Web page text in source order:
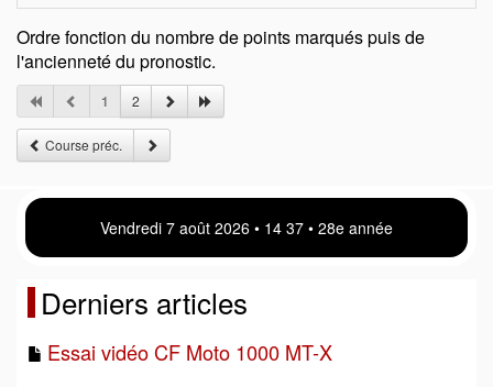
Ordre fonction du nombre de points marqués puis de
l'ancienneté du pronostic.
1 2
Course préc.
Vendredi 7 août 2026 • 14:37 • 28e année
Derniers articles
Essai vidéo CF Moto 1000 MT-X